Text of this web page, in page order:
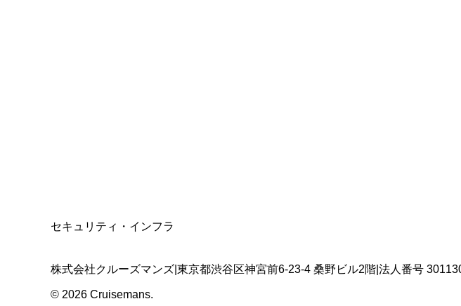
セキュリティ・インフラ
株式会社クルーズマンズ 東京都渋谷区神宮前6-23-4 桑野ビル2階 法人番号
© 2026 Cruisemans.